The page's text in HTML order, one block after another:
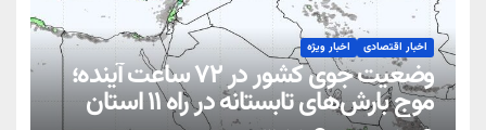
اخبار اقتصادی اخبار ویژه
وضعیت جوی کشور در ۷۲ ساعت آینده؛
موج بارش‌های تابستانه در راه ۱۱ استان